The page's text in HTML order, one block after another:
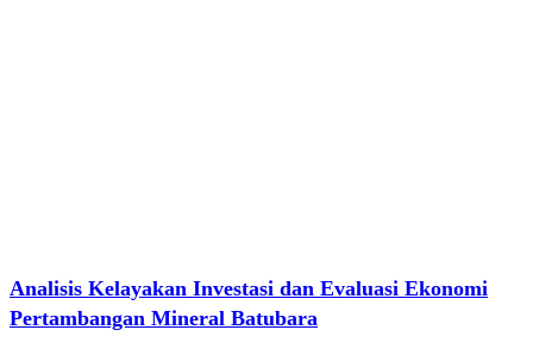
Analisis Kelayakan Investasi dan Evaluasi Ekonomi
Pertambangan Mineral Batubara